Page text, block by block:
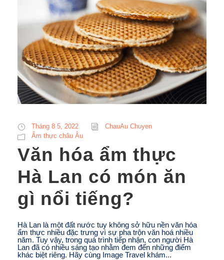
Tháng 8 5, 2022
ChauAu Chuyen
Ẩm thực châu Âu
Văn hóa ẩm thực
Hà Lan có món ăn
gì nổi tiếng?
Hà Lan là một đất nước tuy không sở hữu nền văn hóa
ẩm thực nhiều đặc trưng vì sự pha trộn văn hoá nhiều
năm. Tuy vậy, trong quá trình tiếp nhận, con người Hà
Lan đã có nhiều sáng tạo nhằm đem đến những điểm
khác biệt riêng. Hãy cùng Image Travel khám...